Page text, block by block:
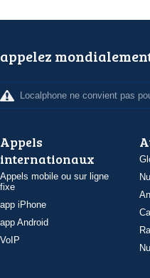
appelez
Localphone ne convient pas
Appels
internationaux
Appels mobile ou sur ligne
fixe
app iPhone
app Android
VoIP